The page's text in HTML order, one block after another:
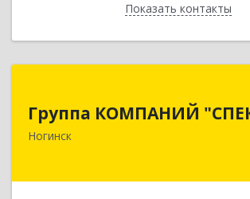
Показать контакты
Назад
Группа КОМПАНИЙ
Ногинск
Ногинск г, Рогожская ул,